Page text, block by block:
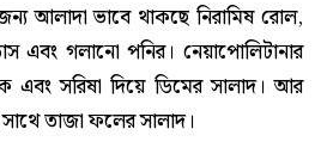
আলাদা ভাবে থাকছে নিরামিষ রোল,
এবং গলানো পনির। নেয়াপোলিটানার
এবং সরিষা দিয়ে ডিমের সালাদ। আর
তাজা ফলের সালাদ।